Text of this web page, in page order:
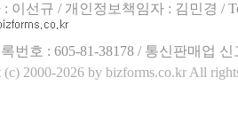
이선규 / 개인정보책임자 : 김민경 /
번호 : 605-81-38178 / 통신판매업
2000-2026 by bizforms.co.kr All